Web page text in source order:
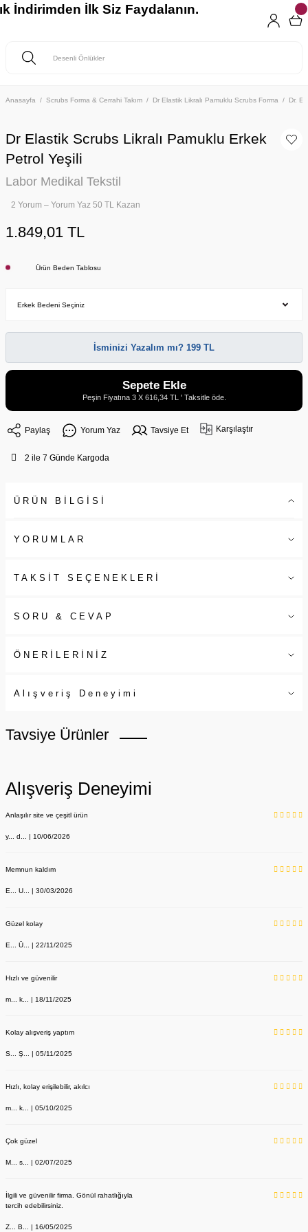
Anasayfa Scrubs Forma & Cerrahi Takım Dr Elastik Likralı Pamuklu Scrubs Forma Dr.
Dr Elastik Scrubs Likralı Pamuklu Erkek
Petrol Yeşili
Labor Medikal Tekstil
2 Yorum – Yorum Yaz 50 TL Kazan
1.849,01 TL
Ürün Beden Tablosu
İsminizi Yazalım mı? 199 TL
Sepete Ekle
Peşin Fiyatına 3 X 616,34 TL ' Taksitle öde.
Paylaş Yorum Yaz Tavsiye Et Karşılaştır
2 ile 7 Günde Kargoda
ÜRÜN BİLGİSİ
YORUMLAR
TAKSİT SEÇENEKLERİ
SORU & CEVAP
ÖNERİLERİNİZ
Alışveriş Deneyimi
Tavsiye Ürünler
Alışveriş Deneyimi
Anlaşılır site ve çeşitl ürün
y... d... | 10/06/2026
Memnun kaldım
E... U... | 30/03/2026
Güzel kolay
E... Ü... | 22/11/2025
Hızlı ve güvenilir
m... k... | 18/11/2025
Kolay alışveriş yaptım
S... Ş... | 05/11/2025
Hızlı, kolay erişilebilir, akılcı
m... k... | 05/10/2025
Çok güzel
M... s... | 02/07/2025
İlgili ve güvenilir firma. Gönül rahatlığıyla
tercih edebilirsiniz.
Z... B... | 16/05/2025
İlk Siz Faydalanın.